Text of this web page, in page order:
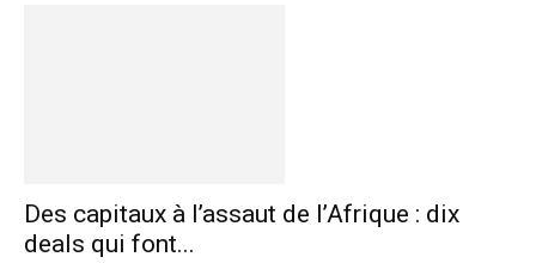
Des capitaux à l’assaut de l’Afrique : dix
deals qui font...